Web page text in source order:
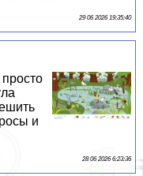
29 06 2026 19:35:40
и
28 06 2026 6:23:36